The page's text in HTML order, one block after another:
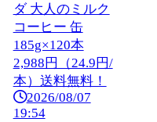
ダ 大人のミルク
コーヒー 缶
185g×120本
2,988円（24.9円/
本）送料無料！
2026/08/07
19:54